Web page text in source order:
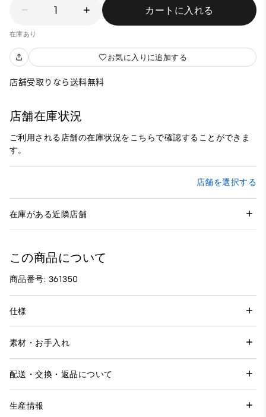
1 カートに入れる
在庫あり
お気に入りに追加する
店舗受取りなら送料無料
店舗在庫状況
ご利用される店舗の在庫状況をこちらで確認することができま
す。
店舗を選択する
在庫がある近隣店舗
この商品について
商品番号: 361350
仕様
素材・お手入れ
配送・交換・返品について
生産情報